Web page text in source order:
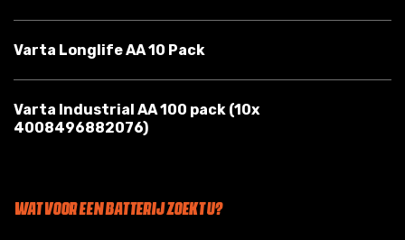
Varta Longlife AA 10 Pack
Varta Industrial AA 100 pack (10x
4008496882076)
WAT VOOR EEN BATTERIJ ZOEKT U?